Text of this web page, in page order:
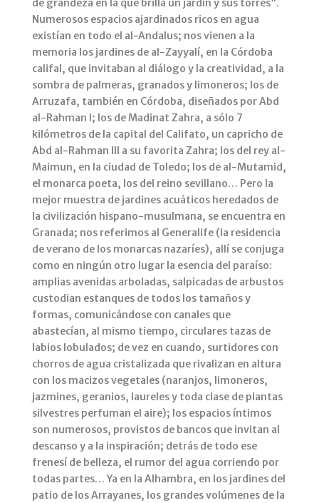
de grandeza en la que brilla un jardín y sus torres”.
Numerosos espacios ajardinados ricos en agua
existían en todo el al-Andalus; nos vienen a la
memoria los jardines de al-Zayyalí, en la Córdoba
califal, que invitaban al diálogo y la creatividad, a la
sombra de palmeras, granados y limoneros; los de
Arruzafa, también en Córdoba, diseñados por Abd
al-Rahman I; los de Madinat Zahra, a sólo 7
kilómetros de la capital del Califato, un capricho de
Abd al-Rahman III a su favorita Zahra; los del rey al-
Maimun, en la ciudad de Toledo; los de al-Mutamid,
el monarca poeta, los del reino sevillano… Pero la
mejor muestra de jardines acuáticos heredados de
la civilización hispano-musulmana, se encuentra en
Granada; nos referimos al Generalife (la residencia
de verano de los monarcas nazaríes), allí se conjuga
como en ningún otro lugar la esencia del paraíso:
amplias avenidas arboladas, salpicadas de arbustos
custodian estanques de todos los tamaños y
formas, comunicándose con canales que
abastecían, al mismo tiempo, circulares tazas de
labios lobulados; de vez en cuando, surtidores con
chorros de agua cristalizada que rivalizan en altura
con los macizos vegetales (naranjos, limoneros,
jazmines, geranios, laureles y toda clase de plantas
silvestres perfuman el aire); los espacios íntimos
son numerosos, provistos de bancos que invitan al
descanso y a la inspiración; detrás de todo ese
frenesí de belleza, el rumor del agua corriendo por
todas partes… Ya en la Alhambra, en los jardines del
patio de los Arrayanes, los grandes volúmenes de la